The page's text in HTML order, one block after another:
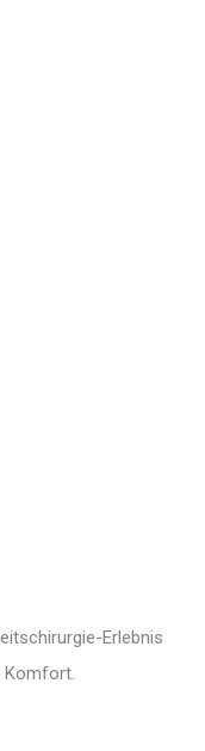
Erlebnis
Komfort.